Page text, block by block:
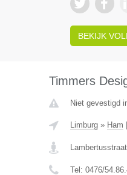
BEKIJK
Timmers
Niet gevestigd
Limburg» Ham
Tel: 0476/